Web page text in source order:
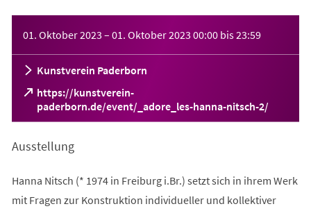
01. Oktober 2023 – 01. Oktober 2023 00:00 bis23:59
Kunstverein Paderborn
https://kunstverein-
paderborn.de/event/_adore_les-hanna-nitsch-2/
(Öffnet
in
neuen
Ausstellung
Hanna Nitsch (* 1974 in Freiburg i.Br.) setzt sich in ihrem Werk
mit Fragen zur Konstruktion individueller und kollektiver